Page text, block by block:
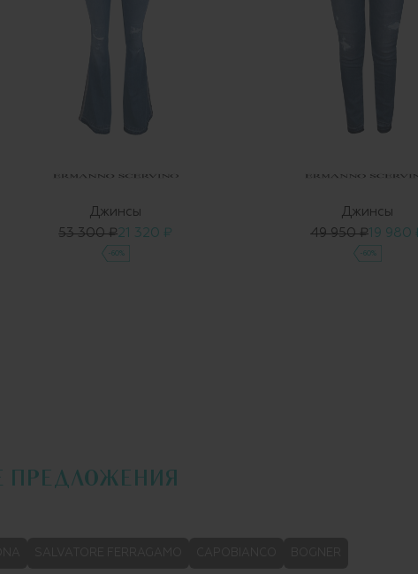
Джинсы
53 300 ₽21 320 ₽
-60%
Джинсы
49 950 ₽19 980
-60%
ПРЕДЛОЖЕНИЯ